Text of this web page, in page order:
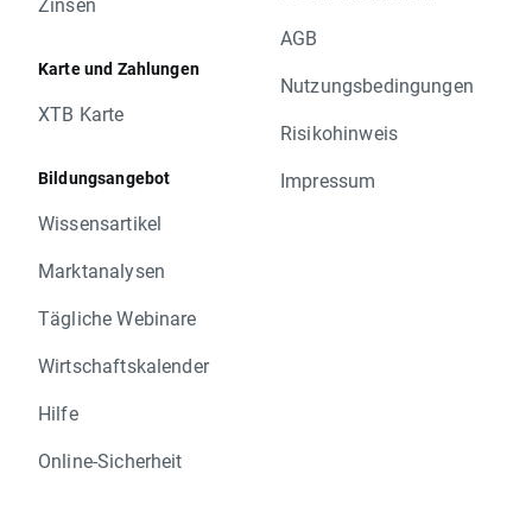
Karte und Zahlungen
XTB Karte
Bildungsangebot
Wissensartikel
Marktanalysen
Tägliche Webinare
Wirtschaftskalender
Hilfe
Online-Sicherheit
AGB
Nutzungsbedingungen
Risikohinweis
Impressum